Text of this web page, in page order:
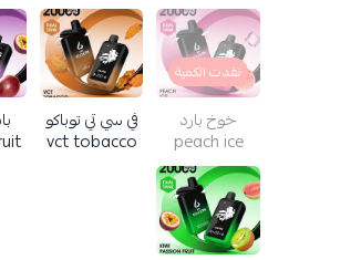
نفدت الكمية
خوخ بارد
peach ice
في سي تي توباكو
vct tobacco